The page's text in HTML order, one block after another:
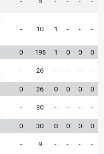
- 10 1 - - -
0 195 1 0 0 0
- 26 - - - -
0 26 0 0 0 0
- 30 - - - -
0 30 0 0 0 0
- 9 - - - -